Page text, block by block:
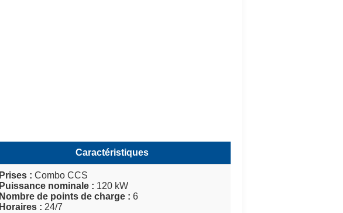
Caractéristiques
Prises : Combo CCS
Puissance nominale : 120 kW
Nombre de points de charge : 6
Horaires : 24/7